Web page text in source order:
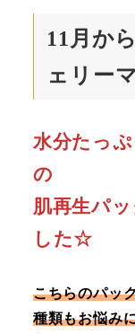
11月か
ェリー
水分たっ
の
肌再生パ
した☆
こちらのパッ
種類もお悩み